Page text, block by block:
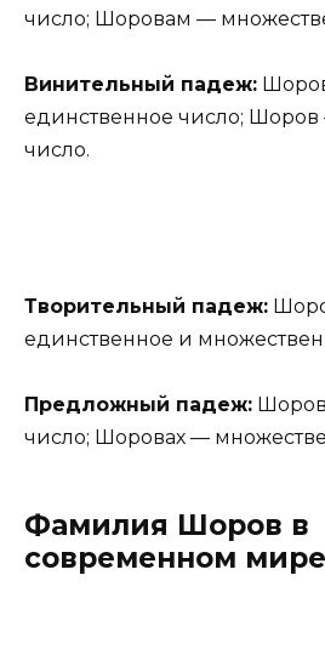
число; Шоровам —
Винительный падеж:
единственное число;
число.
Творительный падеж:
единственное и
Предложный падеж:
число; Шоровах —
Фамилия Шоров в
современном мире